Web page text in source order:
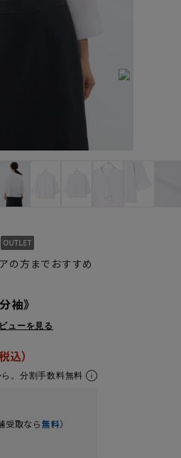
の方までおすすめ
袖》
ューを見る
ら。分割手数料無料
受取なら無料）